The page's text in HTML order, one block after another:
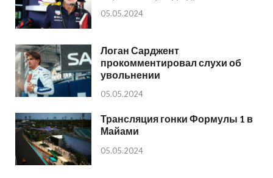
05.05.2024
Логан Сарджент
прокомментировал слухи об
увольнении
05.05.2024
Трансляция гонки Формулы 1 в
Майами
05.05.2024